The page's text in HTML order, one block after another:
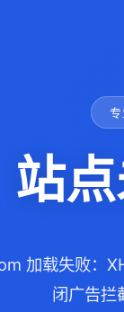
站
加载失败：
闭广告拦